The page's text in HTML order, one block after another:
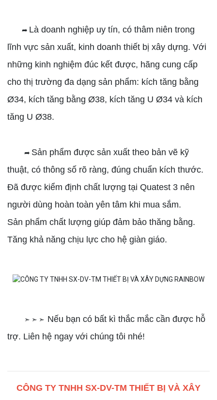
➦ Là doanh nghiệp uy tín, có thâm niên trong
lĩnh vực sản xuất, kinh doanh thiết bị xây dựng. Với
những kinh nghiệm đúc kết được, hãng cung cấp
cho thị trường đa dạng sản phẩm: kích tăng bằng
Ø34, kích tăng bằng Ø38, kích tăng U Ø34 và kích
tăng U Ø38.
➦ Sản phẩm được sản xuất theo bản vẽ kỹ
thuật, có thông số rõ ràng, đúng chuẩn kích thước.
Đã được kiểm định chất lượng tại Quatest 3 nên
người dùng hoàn toàn yên tâm khi mua sắm.
Sản phẩm chất lượng giúp đảm bảo thăng bằng.
Tăng khả năng chịu lực cho hệ giàn giáo.
➣ ➣ ➣ Nếu bạn có bất kì thắc mắc cần được hỗ
trợ. Liên hệ ngay với chúng tôi nhé!
CÔNG TY TNHH SX-DV-TM THIẾT BỊ VÀ XÂY